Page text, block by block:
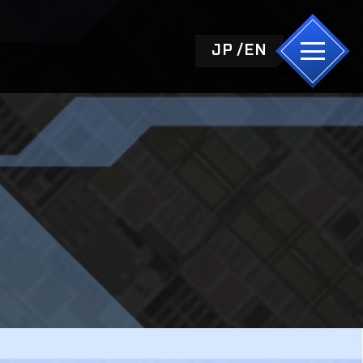
JP EN